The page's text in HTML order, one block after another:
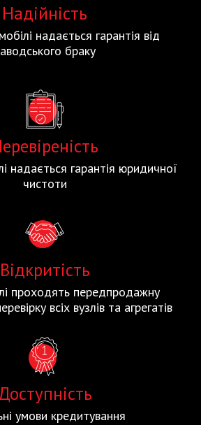
Надійність
надається гарантія від
браку
надається гарантія юридичної
чистоти
Відкритість
проходять передпродажну
всіх вузлів та агрегатів
умови кредитування